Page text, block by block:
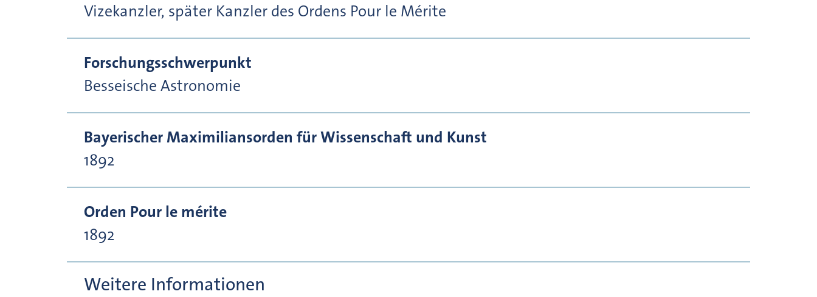
Vizekanzler, später Kanzler des Ordens Pour le Mérite
Forschungsschwerpunkt
Besseische Astronomie
Bayerischer Maximiliansorden für Wissenschaft und Kunst
1892
Orden Pour le mérite
1892
Weitere Informationen